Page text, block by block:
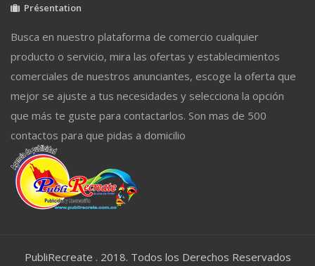
Présentation
Busca en nuestro plataforma de comercio cualquier
producto o servicio, mira las ofertas y establecimientos
comerciales de nuestros anunciantes, escoge la oferta que
mejor se ajuste a tus necesidades y selecciona la opción
que más te guste para contactarlos. Son mas de 500
contactos para que pidas a domicilio
PubliRecreate . 2018. Todos los Derechos Reservados